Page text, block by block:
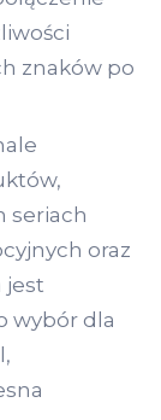
znaków po
seriach
oraz
jest
wybór dla